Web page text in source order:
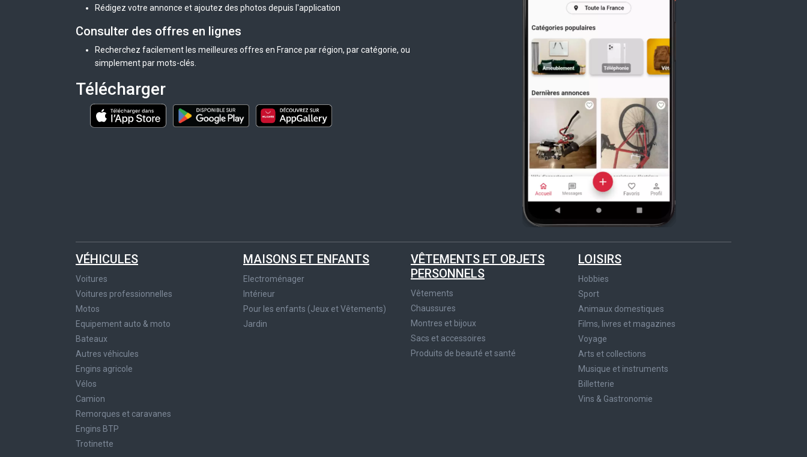
Rédigez votre annonce et ajoutez des photos depuis l'application
Consulter des offres en lignes
Recherchez facilement les meilleures offres en France par région, par catégorie, ou
simplement par mots-clés.
Télécharger
VÉHICULES
Voitures
Voitures professionnelles
Motos
Equipement auto & moto
Bateaux
Autres véhicules
Engins agricole
Vélos
Camion
Remorques et caravanes
Engins BTP
Trotinette
MAISONS ET ENFANTS
Electroménager
Intérieur
Pour les enfants (Jeux et Vêtements)
Jardin
VÊTEMENTS ET OBJETS
PERSONNELS
Vêtements
Chaussures
Montres et bijoux
Sacs et accessoires
Produits de beauté et santé
LOISIRS
Hobbies
Sport
Animaux domestiques
Films, livres et magazines
Voyage
Arts et collections
Musique et instruments
Billetterie
Vins & Gastronomie